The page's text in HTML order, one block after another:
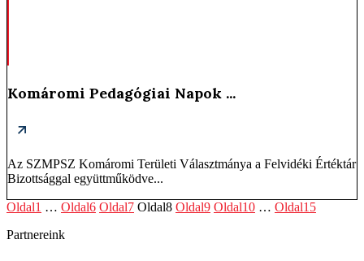
Komáromi Pedagógiai Napok ...
Az SZMPSZ Komáromi Területi Választmánya a Felvidéki Értéktár
Bizottsággal együttműködve...
Oldal1 … Oldal6 Oldal7 Oldal8 Oldal9 Oldal10 … Oldal15
Partnereink